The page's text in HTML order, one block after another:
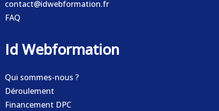
contact@idwebformation.fr
FAQ
Id Webformation
Qui sommes-nous ?
Déroulement
Financement DPC